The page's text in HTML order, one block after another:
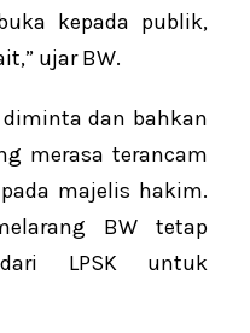
kepada publik,
ujar BW.
dan bahkan
merasa terancam
majelis hakim.
BW tetap
LPSK untuk